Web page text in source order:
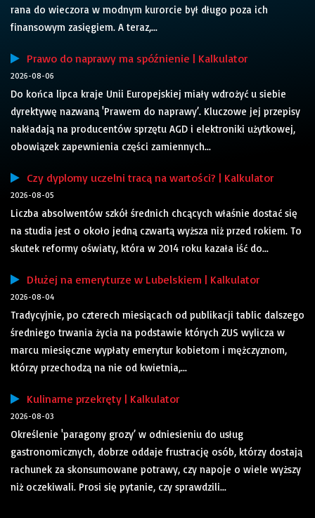
rana do wieczora w modnym kurorcie był długo poza ich
finansowym zasięgiem. A teraz,...
Prawo do naprawy ma spóźnienie | Kalkulator
2026-08-06
Do końca lipca kraje Unii Europejskiej miały wdrożyć u siebie
dyrektywę nazwaną 'Prawem do naprawy’. Kluczowe jej przepisy
nakładają na producentów sprzętu AGD i elektroniki użytkowej,
obowiązek zapewnienia części zamiennych...
Czy dyplomy uczelni tracą na wartości? | Kalkulator
2026-08-05
Liczba absolwentów szkół średnich chcących właśnie dostać się
na studia jest o około jedną czwartą wyższa niż przed rokiem. To
skutek reformy oświaty, która w 2014 roku kazała iść do...
Dłużej na emeryturze w Lubelskiem | Kalkulator
2026-08-04
Tradycyjnie, po czterech miesiącach od publikacji tablic dalszego
średniego trwania życia na podstawie których ZUS wylicza w
marcu miesięczne wypłaty emerytur kobietom i mężczyznom,
którzy przechodzą na nie od kwietnia,...
Kulinarne przekręty | Kalkulator
2026-08-03
Określenie 'paragony grozy’ w odniesieniu do usług
gastronomicznych, dobrze oddaje frustrację osób, którzy dostają
rachunek za skonsumowane potrawy, czy napoje o wiele wyższy
niż oczekiwali. Prosi się pytanie, czy sprawdzili...